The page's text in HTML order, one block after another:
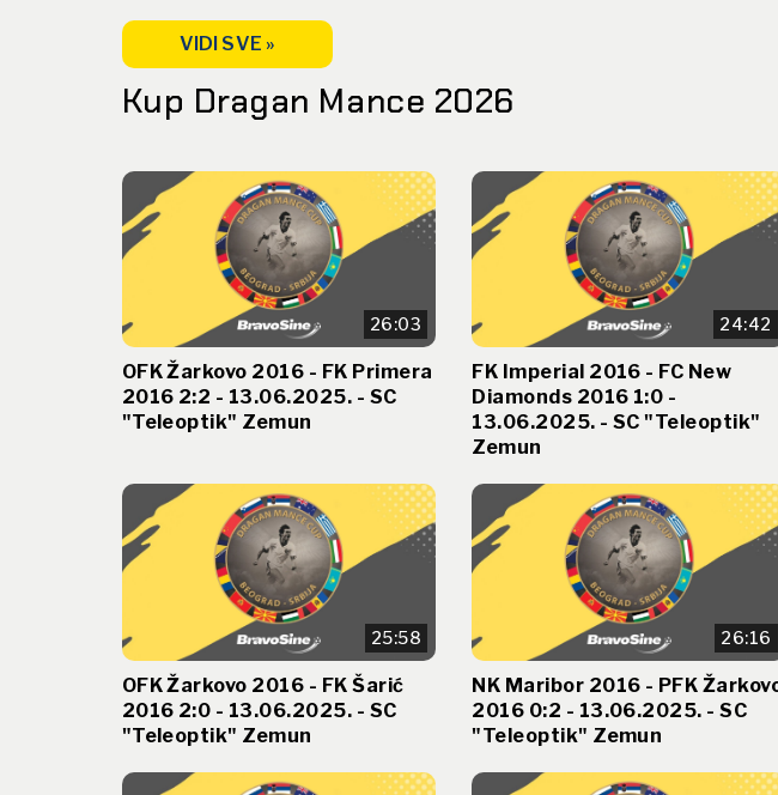
VIDI SVE »
Kup Dragan Mance 2026
26:03
OFK Žarkovo 2016 - FK Primera
2016 2:2 - 13.06.2025. - SC
"Teleoptik" Zemun
24:42
FK Imperial 2016 - FC New
Diamonds 2016 1:0 -
13.06.2025. - SC "Teleoptik"
Zemun
25:58
OFK Žarkovo 2016 - FK Šarić
2016 2:0 - 13.06.2025. - SC
"Teleoptik" Zemun
26:16
NK Maribor 2016 - PFK
2016 0:2 - 13.06.2025. - SC
"Teleoptik" Zemun